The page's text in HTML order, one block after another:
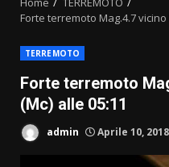
Forte terremoto Mag.4.7 vicino
TERREMOTO
Forte terremoto
(Mc) alle 05:11
admin Aprile 10, 2018